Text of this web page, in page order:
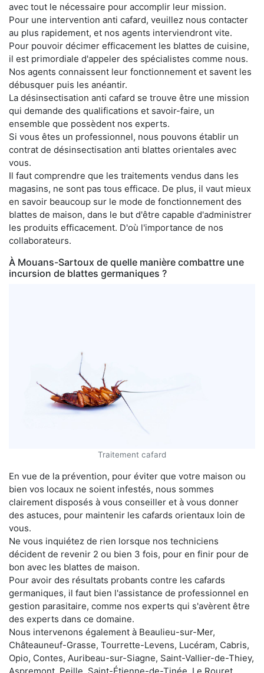
avec tout le nécessaire pour accomplir leur mission.
Pour une intervention anti cafard, veuillez nous contacter
au plus rapidement, et nos agents interviendront vite.
Pour pouvoir décimer efficacement les blattes de cuisine,
il est primordiale d'appeler des spécialistes comme nous.
Nos agents connaissent leur fonctionnement et savent les
débusquer puis les anéantir.
La désinsectisation anti cafard se trouve être une mission
qui demande des qualifications et savoir-faire, un
ensemble que possèdent nos experts.
Si vous êtes un professionnel, nous pouvons établir un
contrat de désinsectisation anti blattes orientales avec
vous.
Il faut comprendre que les traitements vendus dans les
magasins, ne sont pas tous efficace. De plus, il vaut mieux
en savoir beaucoup sur le mode de fonctionnement des
blattes de maison, dans le but d'être capable d'administrer
les produits efficacement. D'où l'importance de nos
collaborateurs.
À Mouans-Sartoux de quelle manière combattre une
incursion de blattes germaniques ?
Traitement cafard
En vue de la prévention, pour éviter que votre maison ou
bien vos locaux ne soient infestés, nous sommes
clairement disposés à vous conseiller et à vous donner
des astuces, pour maintenir les cafards orientaux loin de
vous.
Ne vous inquiétez de rien lorsque nos techniciens
décident de revenir 2 ou bien 3 fois, pour en finir pour de
bon avec les blattes de maison.
Pour avoir des résultats probants contre les cafards
germaniques, il faut bien l'assistance de professionnel en
gestion parasitaire, comme nos experts qui s'avèrent être
des experts dans ce domaine.
Nous intervenons également à Beaulieu-sur-Mer,
Châteauneuf-Grasse, Tourrette-Levens, Lucéram, Cabris,
Opio, Contes, Auribeau-sur-Siagne, Saint-Vallier-de-Thiey,
Aspremont, Peille, Saint-Étienne-de-Tinée, Le Rouret,